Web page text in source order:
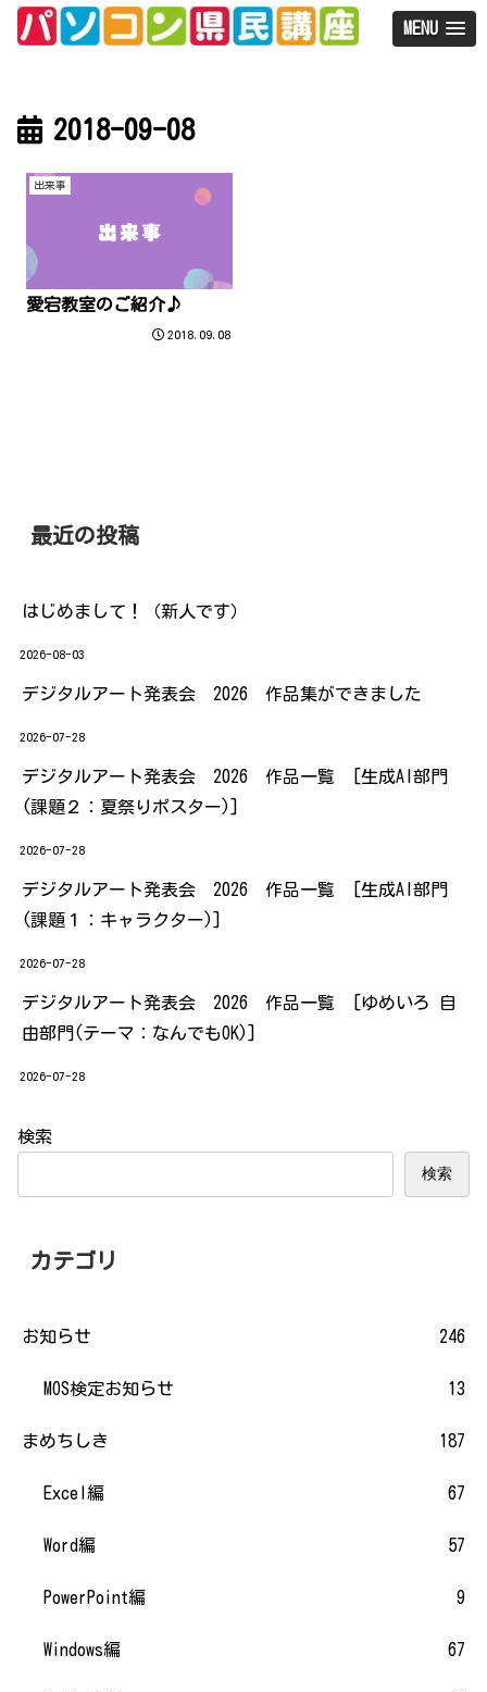
MENU
2018-09-08
出来事
愛宕教室のご紹介♪
2018.09.08
最近の投稿
はじめまして！（新人です）
2026-08-03
デジタルアート発表会 2026 作品集ができました
2026-07-28
デジタルアート発表会 2026 作品一覧 [生成AI部門
(課題２：夏祭りポスター)]
2026-07-28
デジタルアート発表会 2026 作品一覧 [生成AI部門
(課題１：キャラクター)]
2026-07-28
デジタルアート発表会 2026 作品一覧 [ゆめいろ 自
由部門(テーマ：なんでもOK)]
2026-07-28
検索
検索
カテゴリ
お知らせ 246
MOS検定お知らせ 13
まめちしき 187
Excel編 67
Word編 57
PowerPoint編 9
Windows編 67